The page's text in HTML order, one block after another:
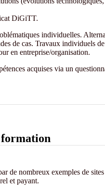
DiGiTT.
individuelles.
de cas. Travaux individuels
en entreprise/organisation.
acquises via un
de nombreux exemples de
et payant.